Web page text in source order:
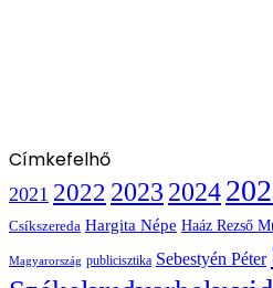
Címkefelhő
2021 2022 2023 2024
Csíkszereda Hargita Népe Haáz Rezső
Magyarország publicisztika Sebestyén Péter